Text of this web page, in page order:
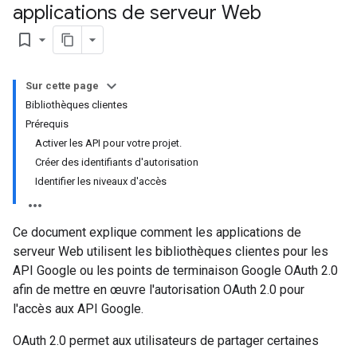
applications de serveur Web
bookmark_border
Sur cette page
Bibliothèques clientes
Prérequis
Activer les API pour votre projet.
Créer des identifiants d'autorisation
Identifier les niveaux d'accès
Ce document explique comment les applications de
serveur Web utilisent les bibliothèques clientes pour les
API Google ou les points de terminaison Google OAuth 2.0
afin de mettre en œuvre l'autorisation OAuth 2.0 pour
l'accès aux API Google.
OAuth 2.0 permet aux utilisateurs de partager certaines